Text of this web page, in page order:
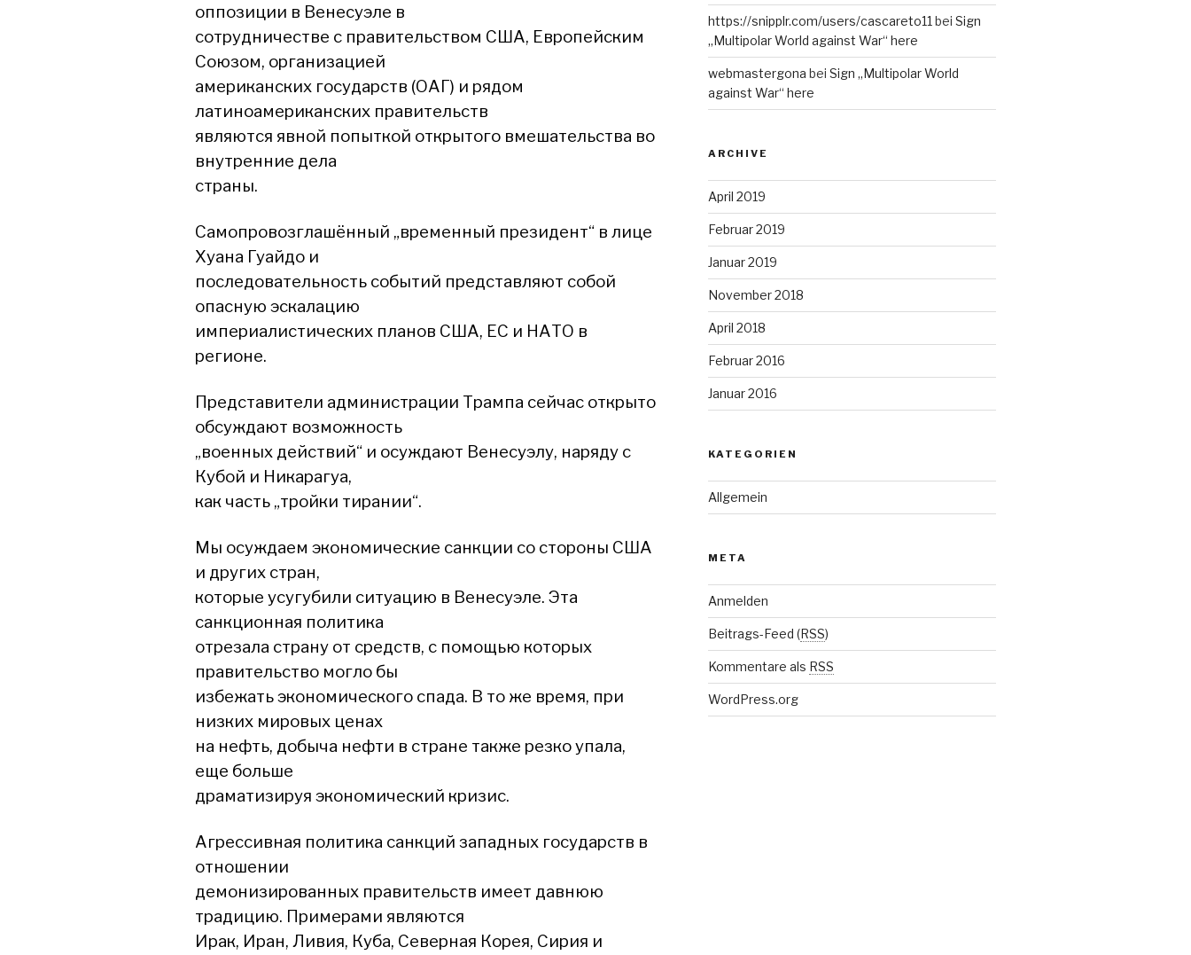
оппозиции в Венесуэле в
сотрудничестве с правительством США, Европейским
Союзом, организацией
американских государств (ОАГ) и рядом
латиноамериканских правительств
являются явной попыткой открытого вмешательства во
внутренние дела
страны.
Самопровозглашённый „временный президент“ в лице
Хуана Гуайдо и
последовательность событий представляют собой
опасную эскалацию
империалистических планов США, ЕС и НАТО в
регионе.
Представители администрации Трампа сейчас открыто
обсуждают возможность
„военных действий“ и осуждают Венесуэлу, наряду с
Кубой и Никарагуа,
как часть „тройки тирании“.
Мы осуждаем экономические санкции со стороны США
и других стран,
которые усугубили ситуацию в Венесуэле. Эта
санкционная политика
отрезала страну от средств, с помощью которых
правительство могло бы
избежать экономического спада. В то же время, при
низких мировых ценах
на нефть, добыча нефти в стране также резко упала,
еще больше
драматизируя экономический кризис.
Агрессивная политика санкций западных государств в
отношении
демонизированных правительств имеет давнюю
традицию. Примерами являются
Ирак, Иран, Ливия, Куба, Северная Корея, Сирия и
https://snipplr.com/users/cascareto11 bei Sign
„Multipolar World against War“ here
webmastergona bei Sign „Multipolar World
against War“ here
ARCHIVE
April 2019
Februar 2019
Januar 2019
November 2018
April 2018
Februar 2016
Januar 2016
KATEGORIEN
Allgemein
META
Anmelden
Beitrags-Feed (RSS)
Kommentare als RSS
WordPress.org